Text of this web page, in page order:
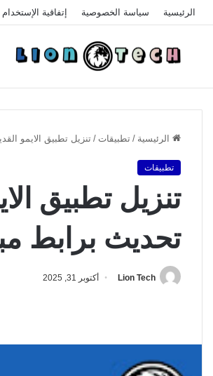
الرئيسية سياسة الخصوصية إتفاقية الإستخدام
الرئيسية / تطبيقات /تنزيل تطبيق الايمو
تطبيقات
تنزيل تطبيق
تحديث برابط
Lion Tech أكتوبر 31, 2025